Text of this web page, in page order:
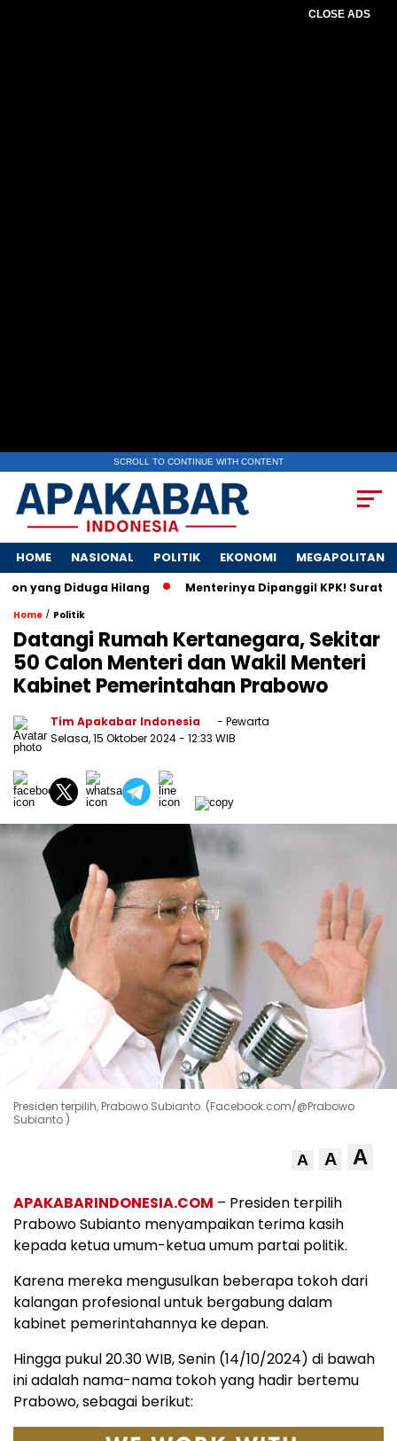
CLOSE ADS
SCROLL TO CONTINUE WITH CONTENT
HOME NASIONAL POLITIK EKONOMI MEGAPOLITAN
Hilang Menterinya Dipanggil KPK! Surat Istri Menteri
Home / Politik
Datangi Rumah Kertanegara, Sekitar
50 Calon Menteri dan Wakil Menteri
Kabinet Pemerintahan Prabowo
Tim Apakabar Indonesia
- Pewarta
Selasa, 15 Oktober 2024- 12:33 WIB
Presiden terpilih, Prabowo Subianto. (Facebook.com/@Prabowo
Subianto )
A A A
APAKABARINDONESIA.COM – Presiden terpilih
Prabowo Subianto menyampaikan terima kasih
kepada ketua umum-ketua umum partai politik.
Karena mereka mengusulkan beberapa tokoh dari
kalangan profesional untuk bergabung dalam
kabinet pemerintahannya ke depan.
Hingga pukul 20.30 WIB, Senin (14/10/2024) di bawah
ini adalah nama-nama tokoh yang hadir bertemu
Prabowo, sebagai berikut: